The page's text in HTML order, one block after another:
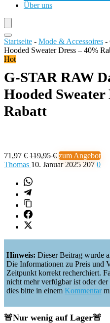
Über uns
Startseite - Mode & Accessoires -
Hooded Sweater Dress – 40%
Hot
G-STAR RAW
Hooded Sweater
Rabatt
71,97 € 119,95 € zum Angebot
Thomas 10. Januar 2025 207 0
Hinweis: Dieser Beitrag wurde
Die Informationen zu Preis und
Zeitpunkt korrekt recherchiert.
nicht mehr verfügbar ist oder
dies bitte in einem Kommentar
🚨Nur wenig auf Lager🚨